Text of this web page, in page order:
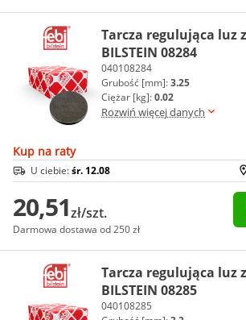
Tarcza regulująca luz
BILSTEIN 08284
040108284
Grubość [mm]:3.25
Ciężar [kg]:0.02
Rozwiń więcej danych
Kup na raty
U ciebie:śr. 12.08
20,51zł/szt.
Darmowa dostawa od 250 zł
Tarcza regulująca luz
BILSTEIN 08285
040108285